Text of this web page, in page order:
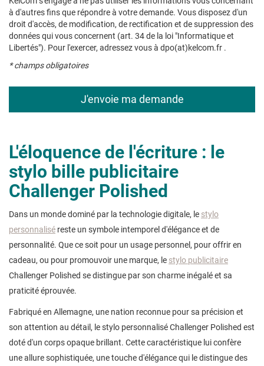
à d'autres fins que répondre à votre demande. Vous disposez d'un
droit d'accès, de modification, de rectification et de suppression des
données qui vous concernent (art. 34 de la loi "Informatique et
Libertés"). Pour l'exercer, adressez vous à dpo(at)kelcom.fr .
* champs obligatoires
L'éloquence de l'écriture : le
stylo bille publicitaire
Challenger Polished
Dans un monde dominé par la technologie digitale, le stylo
personnalisé reste un symbole intemporel d'élégance et de
personnalité. Que ce soit pour un usage personnel, pour offrir en
cadeau, ou pour promouvoir une marque, le stylo publicitaire
Challenger Polished se distingue par son charme inégalé et sa
praticité éprouvée.
Fabriqué en Allemagne, une nation reconnue pour sa précision et
son attention au détail, le stylo personnalisé Challenger Polished est
doté d'un corps opaque brillant. Cette caractéristique lui confère
une allure sophistiquée, une touche d'élégance qui le distingue des